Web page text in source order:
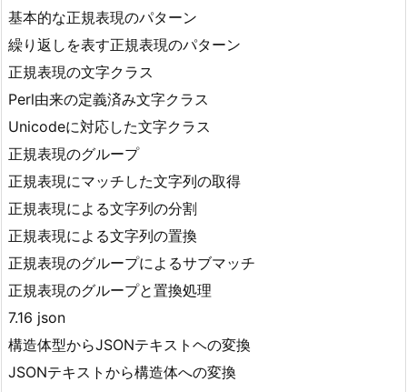
基本的な正規表現のパターン
繰り返しを表す正規表現のパターン
正規表現の文字クラス
Perl由来の定義済み文字クラス
Unicodeに対応した文字クラス
正規表現のグループ
正規表現にマッチした文字列の取得
正規表現による文字列の分割
正規表現による文字列の置換
正規表現のグループによるサブマッチ
正規表現のグループと置換処理
7.16 json
構造体型からJSONテキストヘの変換
JSONテキストから構造体への変換